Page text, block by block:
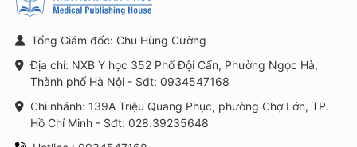
Tổng Giám đốc: Chu Hùng Cường
Địa chỉ: NXB Y học 352 Phố Đội Cấn, Phường Ngọc Hà,
Thành phố Hà Nội - Sđt: 0934547168
Chi nhánh: 139A Triệu Quang Phục, phường Chợ Lớn, TP.
Hồ Chí Minh - Sđt: 028.39235648